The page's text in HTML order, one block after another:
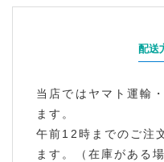
配送
当店ではヤマト運輸
ます。
午前12時までのご注
ます。（在庫がある場